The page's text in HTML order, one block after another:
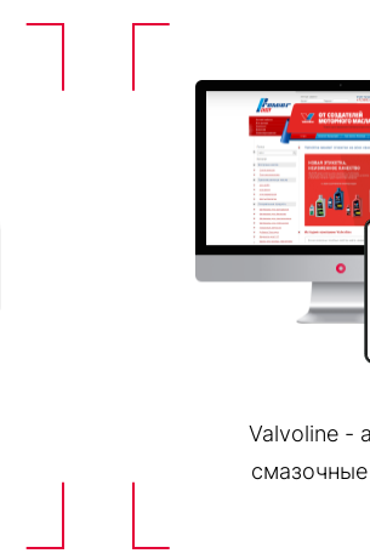
Valvoline -